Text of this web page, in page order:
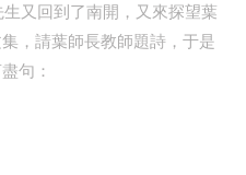
生又回到了南開，又來探望葉
，請葉師長教師題詩，于是
句：